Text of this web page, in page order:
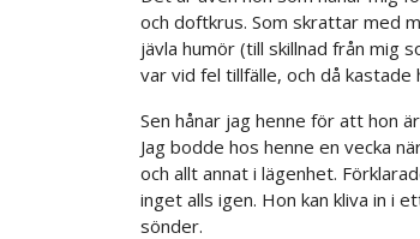
och doftkrus. Som skrattar med
jävla humör (till skillnad från mig
var vid fel tillfälle, och då
Sen hånar jag henne för att hon
Jag bodde hos henne en vecka
och allt annat i lägenhet.
inget alls igen. Hon kan kliva in i
sönder.